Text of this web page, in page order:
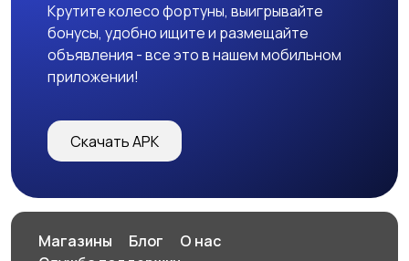
Крутите колесо фортуны, выигрывайте
бонусы, удобно ищите и размещайте
объявления - все это в нашем мобильном
приложении!
Скачать APK
Магазины Блог
О нас